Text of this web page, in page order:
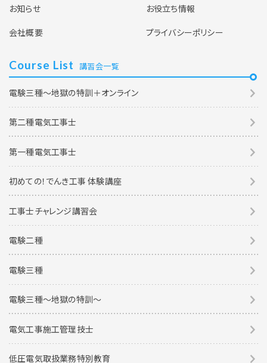
お知らせ
お役立ち情報
会社概要
プライバシーポリシー
Course List 講習会一覧
電験三種～地獄の特訓＋オンライン
第二種電気工事士
第一種電気工事士
初めての！でんき工事 体験講座
工事士チャレンジ講習会
電験二種
電験三種
電験三種〜地獄の特訓〜
電気工事施工管理技士
低圧電気取扱業務特別教育